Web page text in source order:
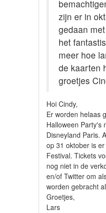
zijn er in
gedaan
het
meer hoe
de kaarten
groetjes
Hoi Cindy,
Er worden helaas
Halloween Party's
Disneyland Paris.
op 31 oktober is
Festival. Tickets
nog niet in de
en/of Twitter om
worden gebracht
Groetjes,
Lars